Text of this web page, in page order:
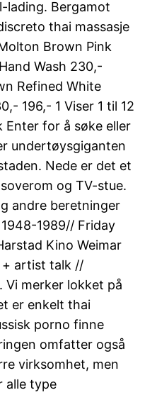
lading. Bergamot
thai massasje
Brown Pink
Wash 230,-
Refined White
196,- 1 Viser 1 til 12
Enter for å søke eller
undertøysgiganten
Nede er det et
og TV-stue.
andre beretninger
1989// Friday
Kino Weimar
+ artist talk //
Vi merker lokket på
er enkelt thai
porno finne
omfatter også
virksomhet, men
alle type